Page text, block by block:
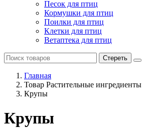
Песок для птиц
Кормушки для птиц
Поилки для птиц
Клетки для птиц
Ветаптека для птиц
Стереть
Главная
Товар Растительные ингредиенты
Крупы
Крупы